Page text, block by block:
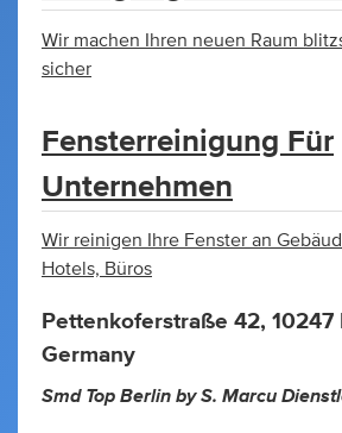
Wir machen Ihren neuen Raum
sicher
Fensterreinigung Für
Unternehmen
Wir reinigen Ihre Fenster an
Hotels, Büros
Pettenkoferstraße 42, 10247
Germany
Smd Top Berlin by S. Marcu